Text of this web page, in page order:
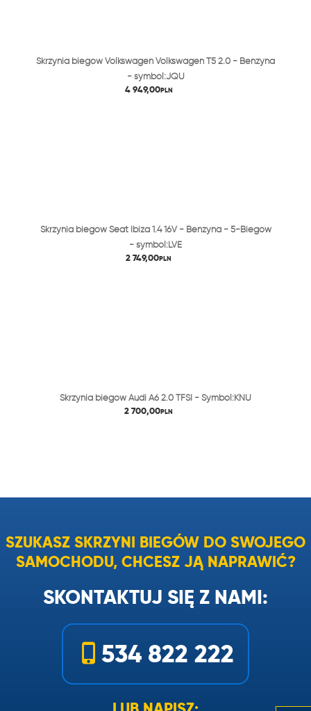
Skrzynia biegów Volkswagen Volkswagen T5 2.0 - Benzyna
- symbol:JQU
4 949,00PLN
Skrzynia biegów Seat Ibiza 1.4 16V - Benzyna - 5-Biegów
- symbol:LVE
2 749,00PLN
Skrzynia biegów Audi A6 2.0 TFSI - Symbol:KNU
2 700,00PLN
SZUKASZ SKRZYNI BIEGÓW DO SWOJEGO
SAMOCHODU, CHCESZ JĄ NAPRAWIĆ?
SKONTAKTUJ SIĘ Z NAMI:
534 822 222